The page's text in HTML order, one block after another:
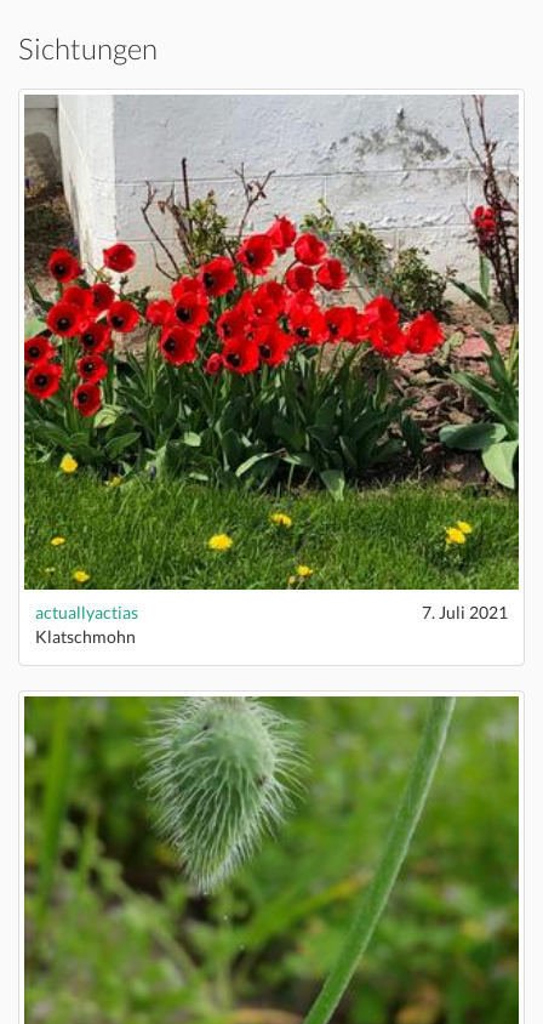
Sichtungen
actuallyactias
7. Juli 2021
Klatschmohn